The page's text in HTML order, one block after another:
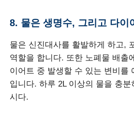
8. 물은 생명수, 그리고 다이
물은 신진대사를 활발하게 하고,
역할을 합니다. 또한 노폐물 배출
이어트 중 발생할 수 있는 변비를
입니다. 하루 2L 이상의 물을 충
시다.